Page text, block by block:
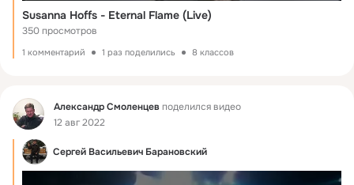
Susanna Hoffs - Eternal Flame (Live)
350 просмотров
1 комментарий 1 раз поделились 8 классов
Фид Александр Смоленцев поделился видео
12 авг 2022
Сергей Васильевич Барановский